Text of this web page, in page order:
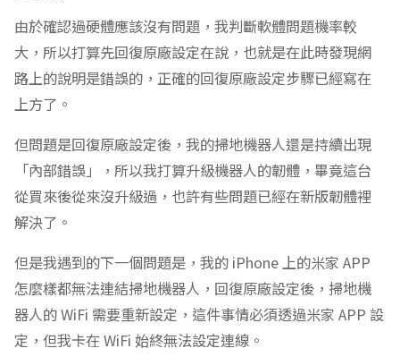
由於確認過硬體應該沒有問題，我判斷軟體問題機率較
大，所以打算先回復原廠設定在說，也就是在此時發現網
路上的說明是錯誤的，正確的回復原廠設定步驟已經寫在
上方了。
但問題是回復原廠設定後，我的掃地機器人還是持續出現
「內部錯誤」，所以我打算升級機器人的韌體，畢竟這台
從買來後從來沒升級過，也許有些問題已經在新版韌體裡
解決了。
但是我遇到的下一個問題是，我的 iPhone 上的米家 APP
怎麼樣都無法連結掃地機器人，回復原廠設定後，掃地機
器人的 WiFi 需要重新設定，這件事情必須透過米家 APP 設
定，但我卡在 WiFi 始終無法設定連線。